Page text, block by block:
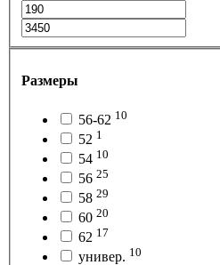
Размеры
56-62 10
52 1
54 10
56 25
58 29
60 20
62 17
универ. 10